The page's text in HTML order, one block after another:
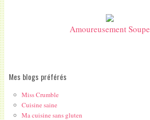
Amoureusement Soupe
Mes blogs préférés
Miss Crumble
Cuisine saine
Ma cuisine sans gluten